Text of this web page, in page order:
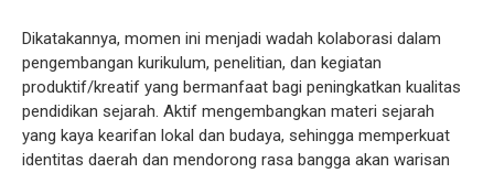
Dikatakannya, momen ini menjadi wadah kolaborasi dalam
pengembangan kurikulum, penelitian, dan kegiatan
produktif/kreatif yang bermanfaat bagi peningkatkan kualitas
pendidikan sejarah. Aktif mengembangkan materi sejarah
yang kaya kearifan lokal dan budaya, sehingga memperkuat
identitas daerah dan mendorong rasa bangga akan warisan